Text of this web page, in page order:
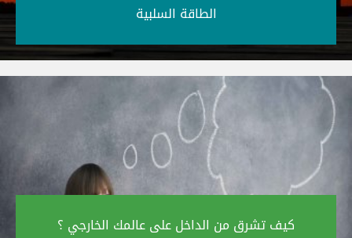
الطاقة السلبية‎
كيف تشرق من الداخل على عالمك الخارجي ؟‎